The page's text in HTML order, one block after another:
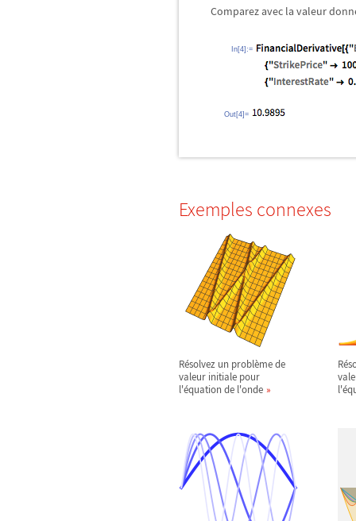
Comparez avec la valeur
In[4]:=
Out[4]=
Exemples connexes
Résolvez un problème de
valeur initiale pour
l'équation de l'onde